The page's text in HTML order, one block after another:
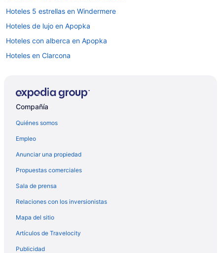
Hoteles 5 estrellas en Windermere
Hoteles de lujo en Apopka
Hoteles con alberca en Apopka
Hoteles en Clarcona
Villas en Gotha
Hoteles en Mercy Drive
Hoteles en Metro West
Hoteles todo incluido en Millenia
Cabañas en Northwest Orlando
Condominios en Northwest Orlando
Apartamentos en Northwest Orlando
Apart-Hoteles en Ocoee
Cabañas en Ocoee
Compañía
Quiénes somos
Empleo
Anunciar una propiedad
Propuestas comerciales
Sala de prensa
Relaciones con los inversionistas
Mapa del sitio
Artículos de Travelocity
Publicidad